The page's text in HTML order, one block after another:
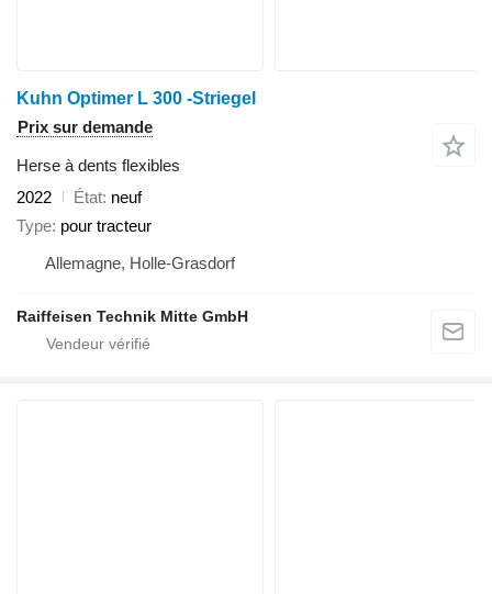
Kuhn Optimer L 300 -Striegel
Prix sur demande
Herse à dents flexibles
2022
État neuf
Type pour tracteur
Allemagne, Holle-Grasdorf
Raiffeisen Technik Mitte GmbH